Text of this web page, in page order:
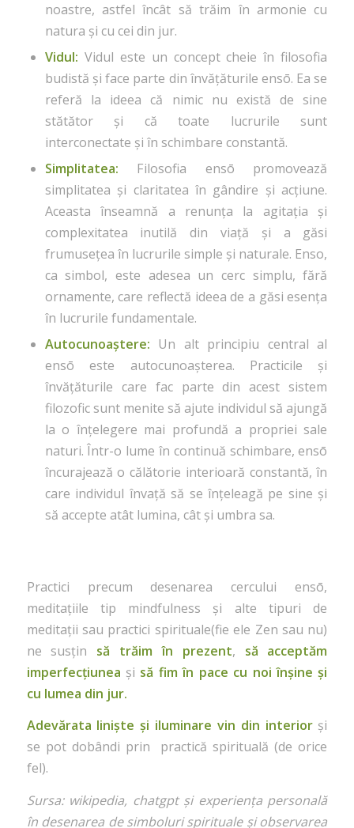
noastre, astfel încât să trăim în armonie cu
natura și cu cei din jur.
Vidul: Vidul este un concept cheie în filosofia
budistă și face parte din învățăturile ensō. Ea se
referă la ideea că nimic nu există de sine
stătător și că toate lucrurile sunt
interconectate și în schimbare constantă.
Simplitatea: Filosofia ensō promovează
simplitatea și claritatea în gândire și acțiune.
Aceasta înseamnă a renunța la agitația și
complexitatea inutilă din viață și a găsi
frumusețea în lucrurile simple și naturale. Enso,
ca simbol, este adesea un cerc simplu, fără
ornamente, care reflectă ideea de a găsi esența
în lucrurile fundamentale.
Autocunoaștere: Un alt principiu central al
ensō este autocunoașterea. Practicile și
învățăturile care fac parte din acest sistem
filozofic sunt menite să ajute individul să ajungă
la o înțelegere mai profundă a propriei sale
naturi. Într-o lume în continuă schimbare, ensō
încurajează o călătorie interioară constantă, în
care individul învață să se înțeleagă pe sine și
să accepte atât lumina, cât și umbra sa.
Practici precum desenarea cercului ensō,
meditațiile tip mindfulness și alte tipuri de
meditații sau practici spirituale(fie ele Zen sau nu)
ne susțin să trăim în prezent, să acceptăm
imperfecțiunea și să fim în pace cu noi înșine și
cu lumea din jur.
Adevărata liniște și iluminare vin din interiorși
se pot dobândi prin practică spirituală (de orice
fel).
Sursa: wikipedia, chatgpt și experiența personală
în desenarea de simboluri spirituale și observarea